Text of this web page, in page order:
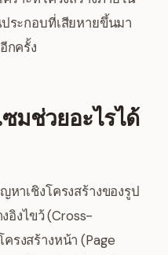
ระกอบที่เสียหายขึ้นมา
กครั้ง
มช่วยอะไรได้
าเชิงโครงสร้างของรูป
อิงไขว้ (Cross-
รงสร้างหน้า (Page